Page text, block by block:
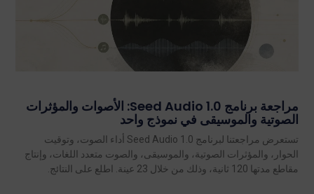
مراجعة برنامج Seed Audio 1.0: الأصوات والمؤثرات
الصوتية والموسيقى في نموذج واحد
تستعرض مراجعتنا لبرنامج Seed Audio 1.0 أداء الصوت، وتوقيت
الحوار، والمؤثرات الصوتية، والموسيقى، والصوت متعدد اللغات، وإنتاج
مقاطع مدتها 120 ثانية، وذلك من خلال 23 عينة. اطلع على النتائج.